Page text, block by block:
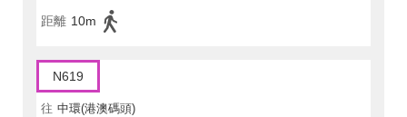
距離 10m
N619
往 中環(港澳碼頭)